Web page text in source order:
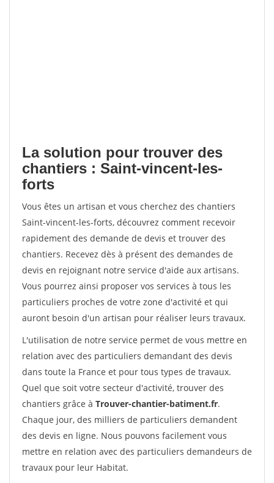
La solution pour trouver des
chantiers : Saint-vincent-les-
forts
Vous êtes un artisan et vous cherchez des chantiers
Saint-vincent-les-forts, découvrez comment recevoir
rapidement des demande de devis et trouver des
chantiers. Recevez dès à présent des demandes de
devis en rejoignant notre service d'aide aux artisans.
Vous pourrez ainsi proposer vos services à tous les
particuliers proches de votre zone d'activité et qui
auront besoin d'un artisan pour réaliser leurs travaux.
L'utilisation de notre service permet de vous mettre en
relation avec des particuliers demandant des devis
dans toute la France et pour tous types de travaux.
Quel que soit votre secteur d'activité, trouver des
chantiers grâce à Trouver-chantier-batiment.fr.
Chaque jour, des milliers de particuliers demandent
des devis en ligne. Nous pouvons facilement vous
mettre en relation avec des particuliers demandeurs de
travaux pour leur Habitat.